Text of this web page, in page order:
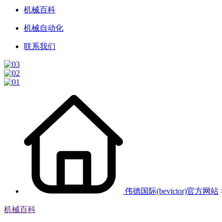
机械百科
机械自动化
联系我们
伟德国际(bevictor)官方网站
机械百科